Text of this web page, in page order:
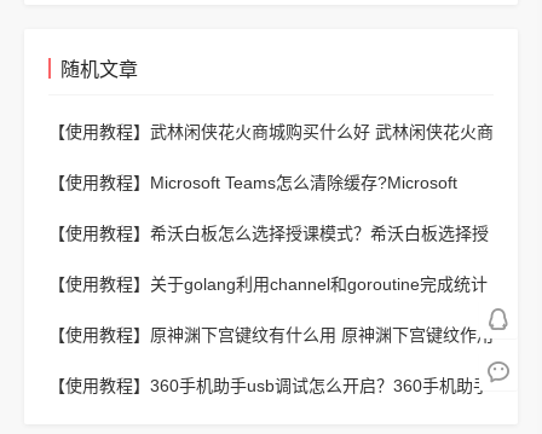
随机文章
【使用教程】 武林闲侠花火商城购买什么好 武林闲侠花火商
【使用教程】 Microsoft Teams怎么清除缓存?Microsoft
【使用教程】 希沃白板怎么选择授课模式？希沃白板选择授
【使用教程】 关于golang利用channel和goroutine完成统计
【使用教程】 原神渊下宫键纹有什么用 原神渊下宫键纹作用
【使用教程】 360手机助手usb调试怎么开启？360手机助手